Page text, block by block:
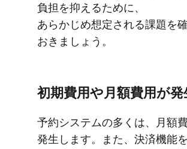
負担を​抑える​ために、​
あらかじめ想定される​課題を​
おきましょう。
初期費用や​月額費用が​発
予約システムの​多くは、​月額
発生します。​また、​決済機能